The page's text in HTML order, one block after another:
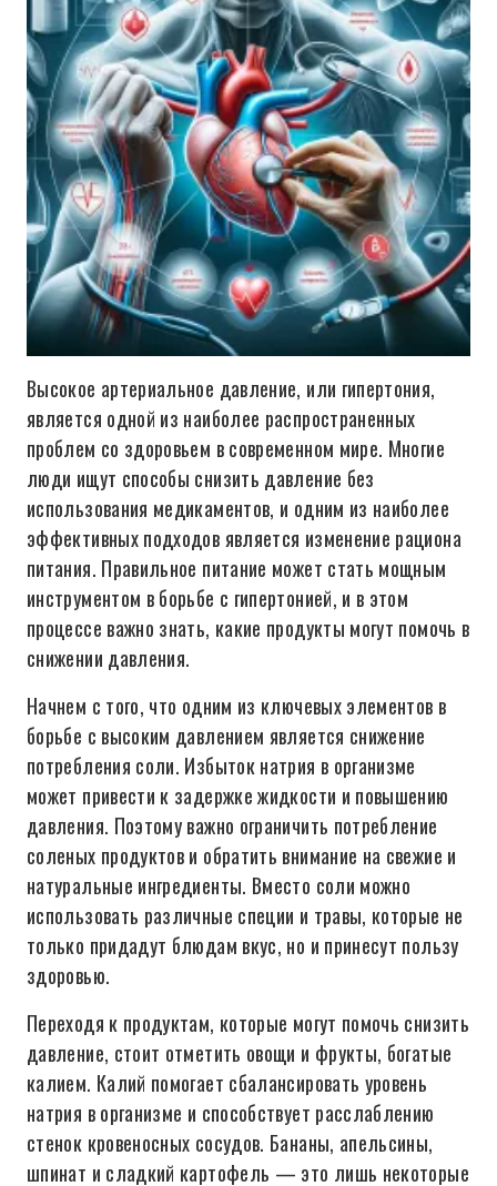
Высокое артериальное давление, или гипертония,
является одной из наиболее распространенных
проблем со здоровьем в современном мире. Многие
люди ищут способы снизить давление без
использования медикаментов, и одним из наиболее
эффективных подходов является изменение рациона
питания. Правильное питание может стать мощным
инструментом в борьбе с гипертонией, и в этом
процессе важно знать, какие продукты могут помочь в
снижении давления.
Начнем с того, что одним из ключевых элементов в
борьбе с высоким давлением является снижение
потребления соли. Избыток натрия в организме
может привести к задержке жидкости и повышению
давления. Поэтому важно ограничить потребление
соленых продуктов и обратить внимание на свежие и
натуральные ингредиенты. Вместо соли можно
использовать различные специи и травы, которые не
только придадут блюдам вкус, но и принесут пользу
здоровью.
Переходя к продуктам, которые могут помочь снизить
давление, стоит отметить овощи и фрукты, богатые
калием. Калий помогает сбалансировать уровень
натрия в организме и способствует расслаблению
стенок кровеносных сосудов. Бананы, апельсины,
шпинат и сладкий картофель — это лишь некоторые